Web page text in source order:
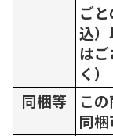
ご
込
は
く）
同梱等
この
同梱